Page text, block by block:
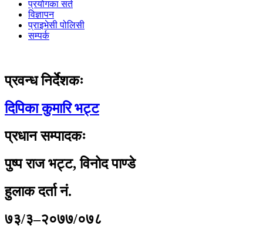
प्रयोगका सर्त
विज्ञापन
प्राइभेसी पोलिसी
सम्पर्क
प्रवन्ध निर्देशकः
दिपिका कुमारि भट्ट
प्रधान सम्पादकः
पुष्प राज भट्ट, विनोद पाण्डे
हुलाक दर्ता नं.
७३/३–२०७७/०७८